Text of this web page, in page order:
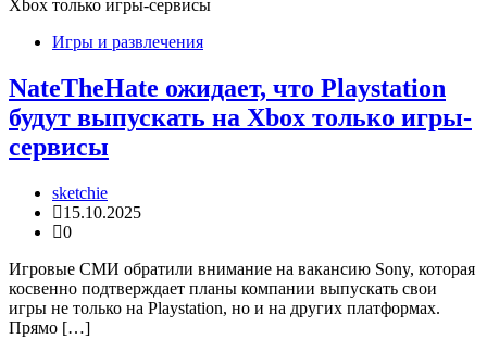
Игры и развлечения
NateTheHate ожидает, что Playstation
будут выпускать на Xbox только игры-
сервисы
sketchie
15.10.2025
0
Игровые СМИ обратили внимание на вакансию Sony, которая
косвенно подтверждает планы компании выпускать свои
игры не только на Playstation, но и на других платформах.
Прямо […]